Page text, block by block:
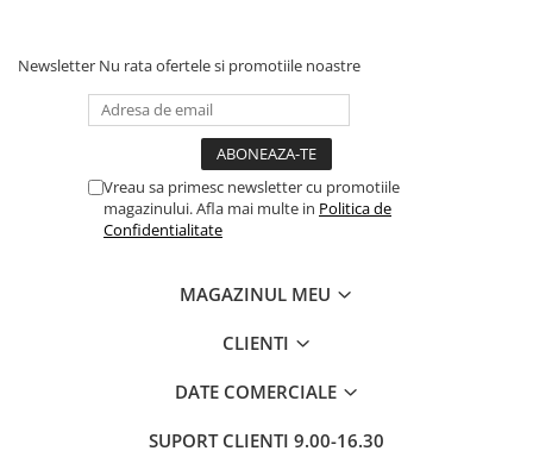
Newsletter Nu rata ofertele si promotiile noastre
Vreau sa primesc newsletter cu promotiile
magazinului. Afla mai multe in Politica de
Confidentialitate
MAGAZINUL MEU
CLIENTI
DATE COMERCIALE
SUPORT CLIENTI 9.00-16.30